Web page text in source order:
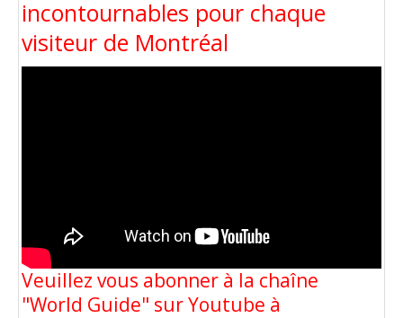
incontournables pour chaque
visiteur de Montréal
Veuillez vous abonner à la chaîne
"World Guide" sur Youtube à